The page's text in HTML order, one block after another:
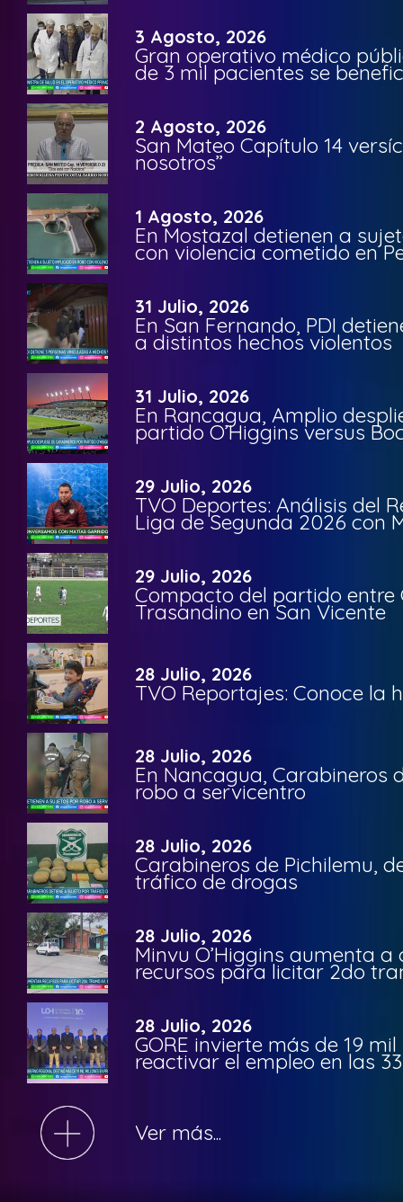
3 Agosto, 2026
Gran operativo médico
de 3 mil pacientes se
2 Agosto, 2026
San Mateo Capítulo 14
nosotros”
1 Agosto, 2026
En Mostazal detienen a
con violencia cometido en
31 Julio, 2026
En San Fernando, PDI
a distintos hechos violentos
31 Julio, 2026
En Rancagua, Amplio
partido O’Higgins versus
29 Julio, 2026
TVO Deportes: Análisis del
Liga de Segunda 2026 con
29 Julio, 2026
Compacto del partido entre
Trasandino en San Vicente
28 Julio, 2026
TVO Reportajes: Conoce la
28 Julio, 2026
En Nancagua, Carabineros
robo a servicentro
28 Julio, 2026
Carabineros de Pichilemu,
tráfico de drogas
28 Julio, 2026
Minvu O’Higgins aumenta a
recursos para licitar 2do
28 Julio, 2026
GORE invierte más de 19
reactivar el empleo en las
Ver más...